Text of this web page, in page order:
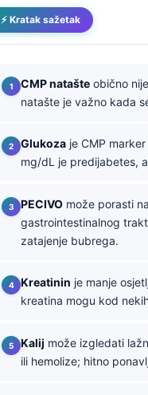
⚡ Kratak sažetak
CMP natašte obično
natašte je važno kada
Glukoza je CMP
mg/dL je predijabetes,
PECIVO može porasti
gastrointestinalnog
zatajenje bubrega.
Kreatinin je manje
kreatina mogu kod
Kalij može izgledati
ili hemolize; hitno